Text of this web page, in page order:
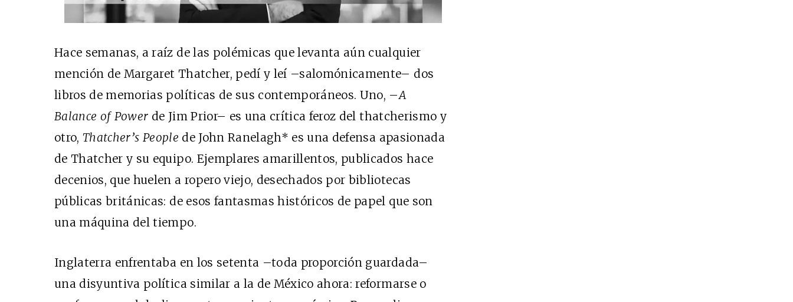
Hace semanas, a raíz de las polémicas que levanta aún cualquier
mención de Margaret Thatcher, pedí y leí –salomónicamente– dos
libros de memorias políticas de sus contemporáneos. Uno, –A
Balance of Power de Jim Prior– es una crítica feroz del thatcherismo y
otro,Thatcher’s People de John Ranelagh* es una defensa apasionada
de Thatcher y su equipo. Ejemplares amarillentos, publicados hace
decenios, que huelen a ropero viejo, desechados por bibliotecas
públicas británicas: de esos fantasmas históricos de papel que son
una máquina del tiempo.
Inglaterra enfrentaba en los setenta –toda proporción guardada–
una disyuntiva política similar a la de México ahora: reformarse o